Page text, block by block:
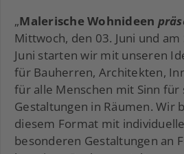
„Malerische Wohnideen
Mittwoch, den 03. Juni und am
Juni starten wir mit unseren
für Bauherren, Architekten,
für alle Menschen mit Sinn für
Gestaltungen in Räumen. Wir
diesem Format mit
besonderen Gestaltungen an